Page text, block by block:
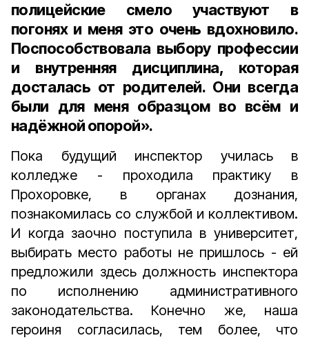
полицейские смело участвуют в
погонях и меня это очень вдохновило.
Поспособствовала выбору профессии
и внутренняя дисциплина, которая
досталась от родителей. Они всегда
были для меня образцом во всём и
надёжной опорой».
Пока будущий инспектор училась в
колледже - проходила практику в
Прохоровке, в органах дознания,
познакомилась со службой и коллективом.
И когда заочно поступила в университет,
выбирать место работы не пришлось - ей
предложили здесь должность инспектора
по исполнению административного
законодательства. Конечно же, наша
героиня согласилась, тем более, что